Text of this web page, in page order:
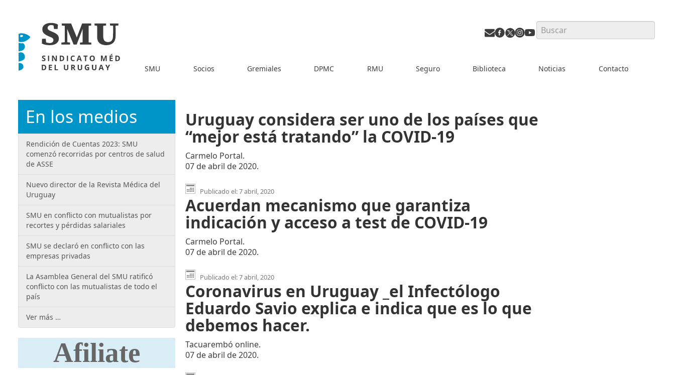
Search
SMU Socios Gremiales DPMC RMU Seguro Biblioteca Noticias Contacto
Uruguay considera ser uno de los países que
“mejor está tratando” la COVID-19
Carmelo Portal.
07 de abril de 2020.
Publicado el: 7 abril, 2020
Acuerdan mecanismo que garantiza
indicación y acceso a test de COVID-19
Carmelo Portal.
07 de abril de 2020.
Publicado el: 7 abril, 2020
Coronavirus en Uruguay _el Infectólogo
Eduardo Savio explica e indica que es lo que
debemos hacer.
Tacuarembó online.
07 de abril de 2020.
En los medios
Rendición de Cuentas 2023: SMU
comenzó recorridas por centros de salud
de ASSE
Nuevo director de la Revista Médica del
Uruguay
SMU en conflicto con mutualistas por
recortes y pérdidas salariales
SMU se declaró en conflicto con las
empresas privadas
La Asamblea General del SMU ratificó
conflicto con las mutualistas de todo el
país
Ver más …
Afiliate